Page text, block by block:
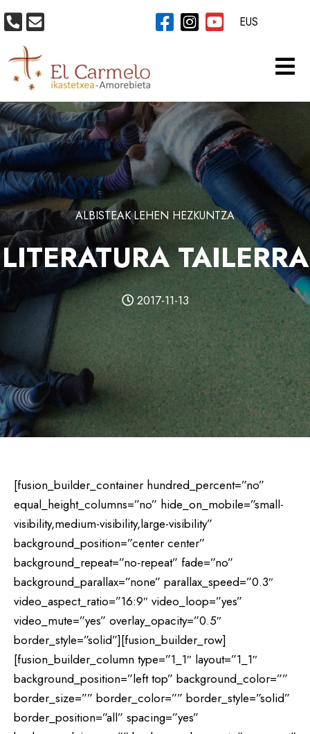
ALBISTEAKLEHEN HEZKUNTZA
LITERATURA TAILERRA
2017-11-13
[fusion_builder_container hundred_percent=”no”
equal_height_columns=”no” hide_on_mobile=”small-
visibility,medium-visibility,large-visibility”
background_position=”center center”
background_repeat=”no-repeat” fade=”no”
background_parallax=”none” parallax_speed=”0.3″
video_aspect_ratio=”16:9″ video_loop=”yes”
video_mute=”yes” overlay_opacity=”0.5″
border_style=”solid”][fusion_builder_row]
[fusion_builder_column type=”1_1″ layout=”1_1″
background_position=”left top” background_color=””
border_size=”” border_color=”” border_style=”solid”
border_position=”all” spacing=”yes”
EUS